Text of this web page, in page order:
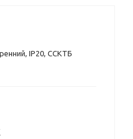
IP20, ССКТБ